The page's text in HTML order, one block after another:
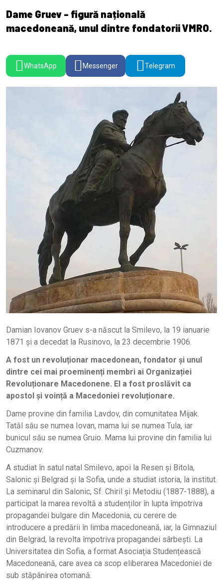
Dame Gruev - figură națională
macedoneană, unul dintre fondatorii VMRO.
WhatsApp Messenger Telegram
Damian Iovanov Gruev s-a născut la Smilevo, la 19 ianuarie
1871 şi a decedat la Rusinovo, la 23 decembrie 1906.
A fost un revoluționar macedonean, fondator și unul
dintre cei mai proeminenți membri ai Organizației
Revoluționare Macedonene. El a fost proslăvit ca
apostol și voință a Macedoniei revoluționare.
Dame provine din familia Lavdov, din comunitatea Mijak.
Tatăl său se numea Iovan, mama lui se numea Tula, iar
bunicul său se numea Gruio. Mama lui provine din familia lui
Cuzmanov.
A studiat în satul natal Smilevo, apoi la Resen și Bitola,
Salonic și Belgrad și la Sofia, unde a studiat istoria, la institut.
La seminarul din Salonic, Sf. Chiril și Metodiu (1887-1888), a
participat la marea revoltă a studenților în lupta împotriva
propagandei bulgare din Macedonia, cu cerere de
introducere a predării în limba macedoneană, iar, la Gimnaziul
din Belgrad, la revolta împotriva propagandei sârbești. La
Universitatea din Sofia, a format Asociația Studențească
Macedoneană, care avea ca scop eliberarea Macedoniei de
sub stăpânirea otomană.